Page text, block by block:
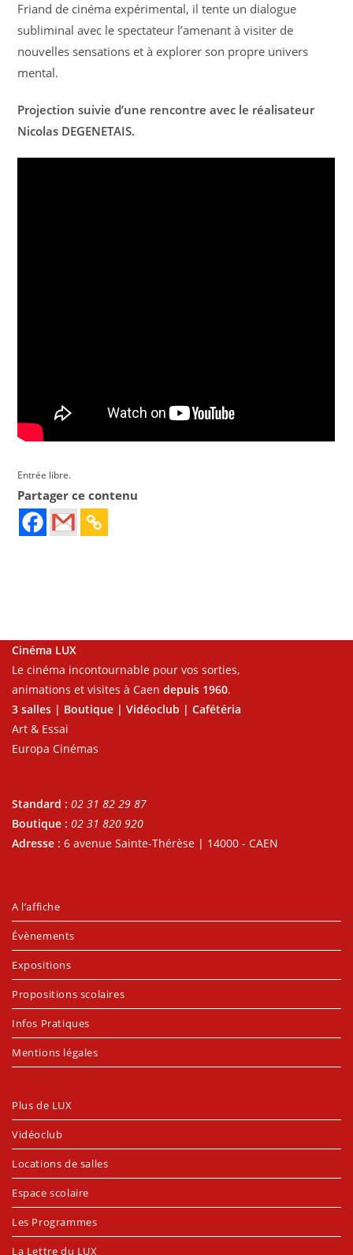
Friand de cinéma expérimental, il tente un dialogue
subliminal avec le spectateur l’amenant à visiter de
nouvelles sensations et à explorer son propre univers
mental.
Projection suivie d’une rencontre avec le réalisateur
Nicolas DEGENETAIS.
Entrée libre.
Partager ce contenu
Cinéma LUX
Le cinéma incontournable pour vos sorties,
animations et visites à Caen depuis 1960.
3 salles | Boutique | Vidéoclub | Cafétéria
Art & Essai
Europa Cinémas
Standard : 02 31 82 29 87
Boutique : 02 31 820 920
Adresse : 6 avenue Sainte-Thérèse | 14000 - CAEN
A l’affiche
Évènements
Expositions
Propositions scolaires
Infos Pratiques
Mentions légales
Plus de LUX
Vidéoclub
Locations de salles
Espace scolaire
Les Programmes
La Lettre du LUX